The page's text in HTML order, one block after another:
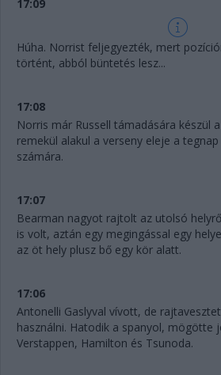
17:09
Húha. Norrist feljegyezték, mert
történt, abból büntetés lesz...
17:08
Norris már Russell támadására készül
remekül alakul a verseny eleje a
számára.
17:07
Bearman nagyot rajtolt az utolsó
is volt, aztán egy megingással egy
az öt hely plusz bő egy kör alatt.
17:06
Antonelli Gaslyval vívott, de
használni. Hatodik a spanyol, mögötte
Verstappen, Hamilton és Tsunoda.